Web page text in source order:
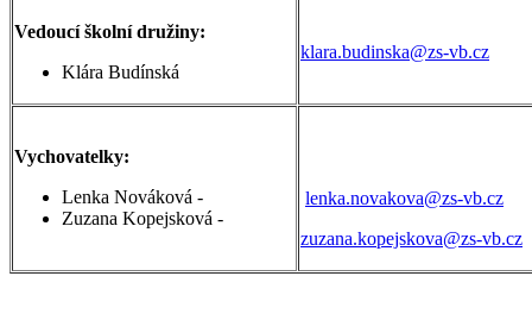
Vedoucí školní družiny:
Klára Budínská
klara.budinska@zs-vb.cz
Vychovatelky:
Lenka Nováková -
Zuzana Kopejsková -
lenka.novakova@zs-vb.cz
zuzana.kopejskova@zs-vb.cz